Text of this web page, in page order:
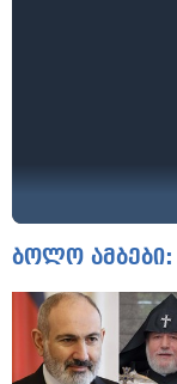
ბოლო ამბები: